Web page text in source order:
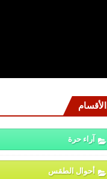
الأقسام
آراء حرة
أحوال الطقس